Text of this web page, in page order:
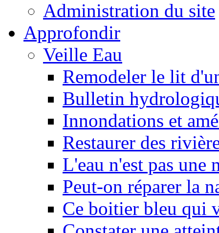
Administration du site
Approfondir
Veille Eau
Remodeler le lit
Bulletin
Innondations et
Restaurer des
L'eau n'est pas une
Peut-on réparer la
Ce boitier bleu qui